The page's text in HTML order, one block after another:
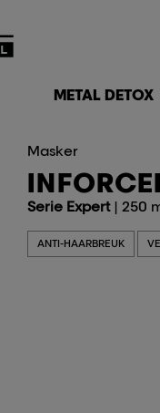
METAL DETOX
Masker
Serie Expert| 250
ANTI-HAARBREUK